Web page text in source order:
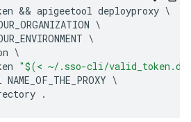
&& apigeetool deployproxy
"$(< ~/.sso-cli/
NAME_OF_THE_PROXY
.